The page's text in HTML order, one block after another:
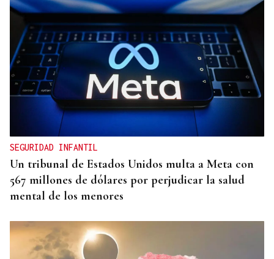
SEGURIDAD INFANTIL
Un tribunal de Estados Unidos multa a Meta con
567 millones de dólares por perjudicar la salud
mental de los menores